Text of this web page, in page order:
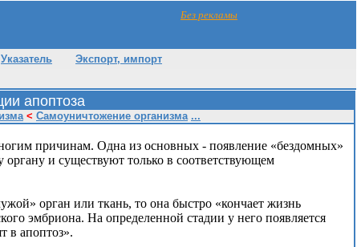
Без рекламы
Указатель
Экспорт, импорт
апоптоза
< Самоуничтожение организма ...
причинам. Одна из основных - появление «бездомных»
и существуют только в соответствующем
орган или ткань, то она быстро «кончает жизнь
эмбриона. На определенной стадии у него появляется
в апоптоз».